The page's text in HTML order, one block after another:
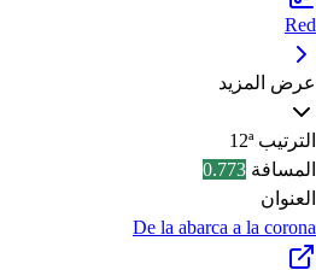
Red
عرض المزيد
الترتيب 12ª
المسافة 0.773
العنوان
De la abarca a la corona